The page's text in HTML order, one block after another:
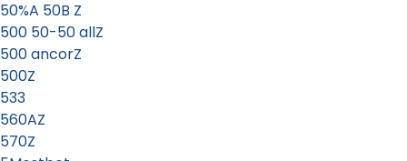
50%A 50B Z
500 50-50 allZ
500 ancorZ
500Z
533
560AZ
570Z